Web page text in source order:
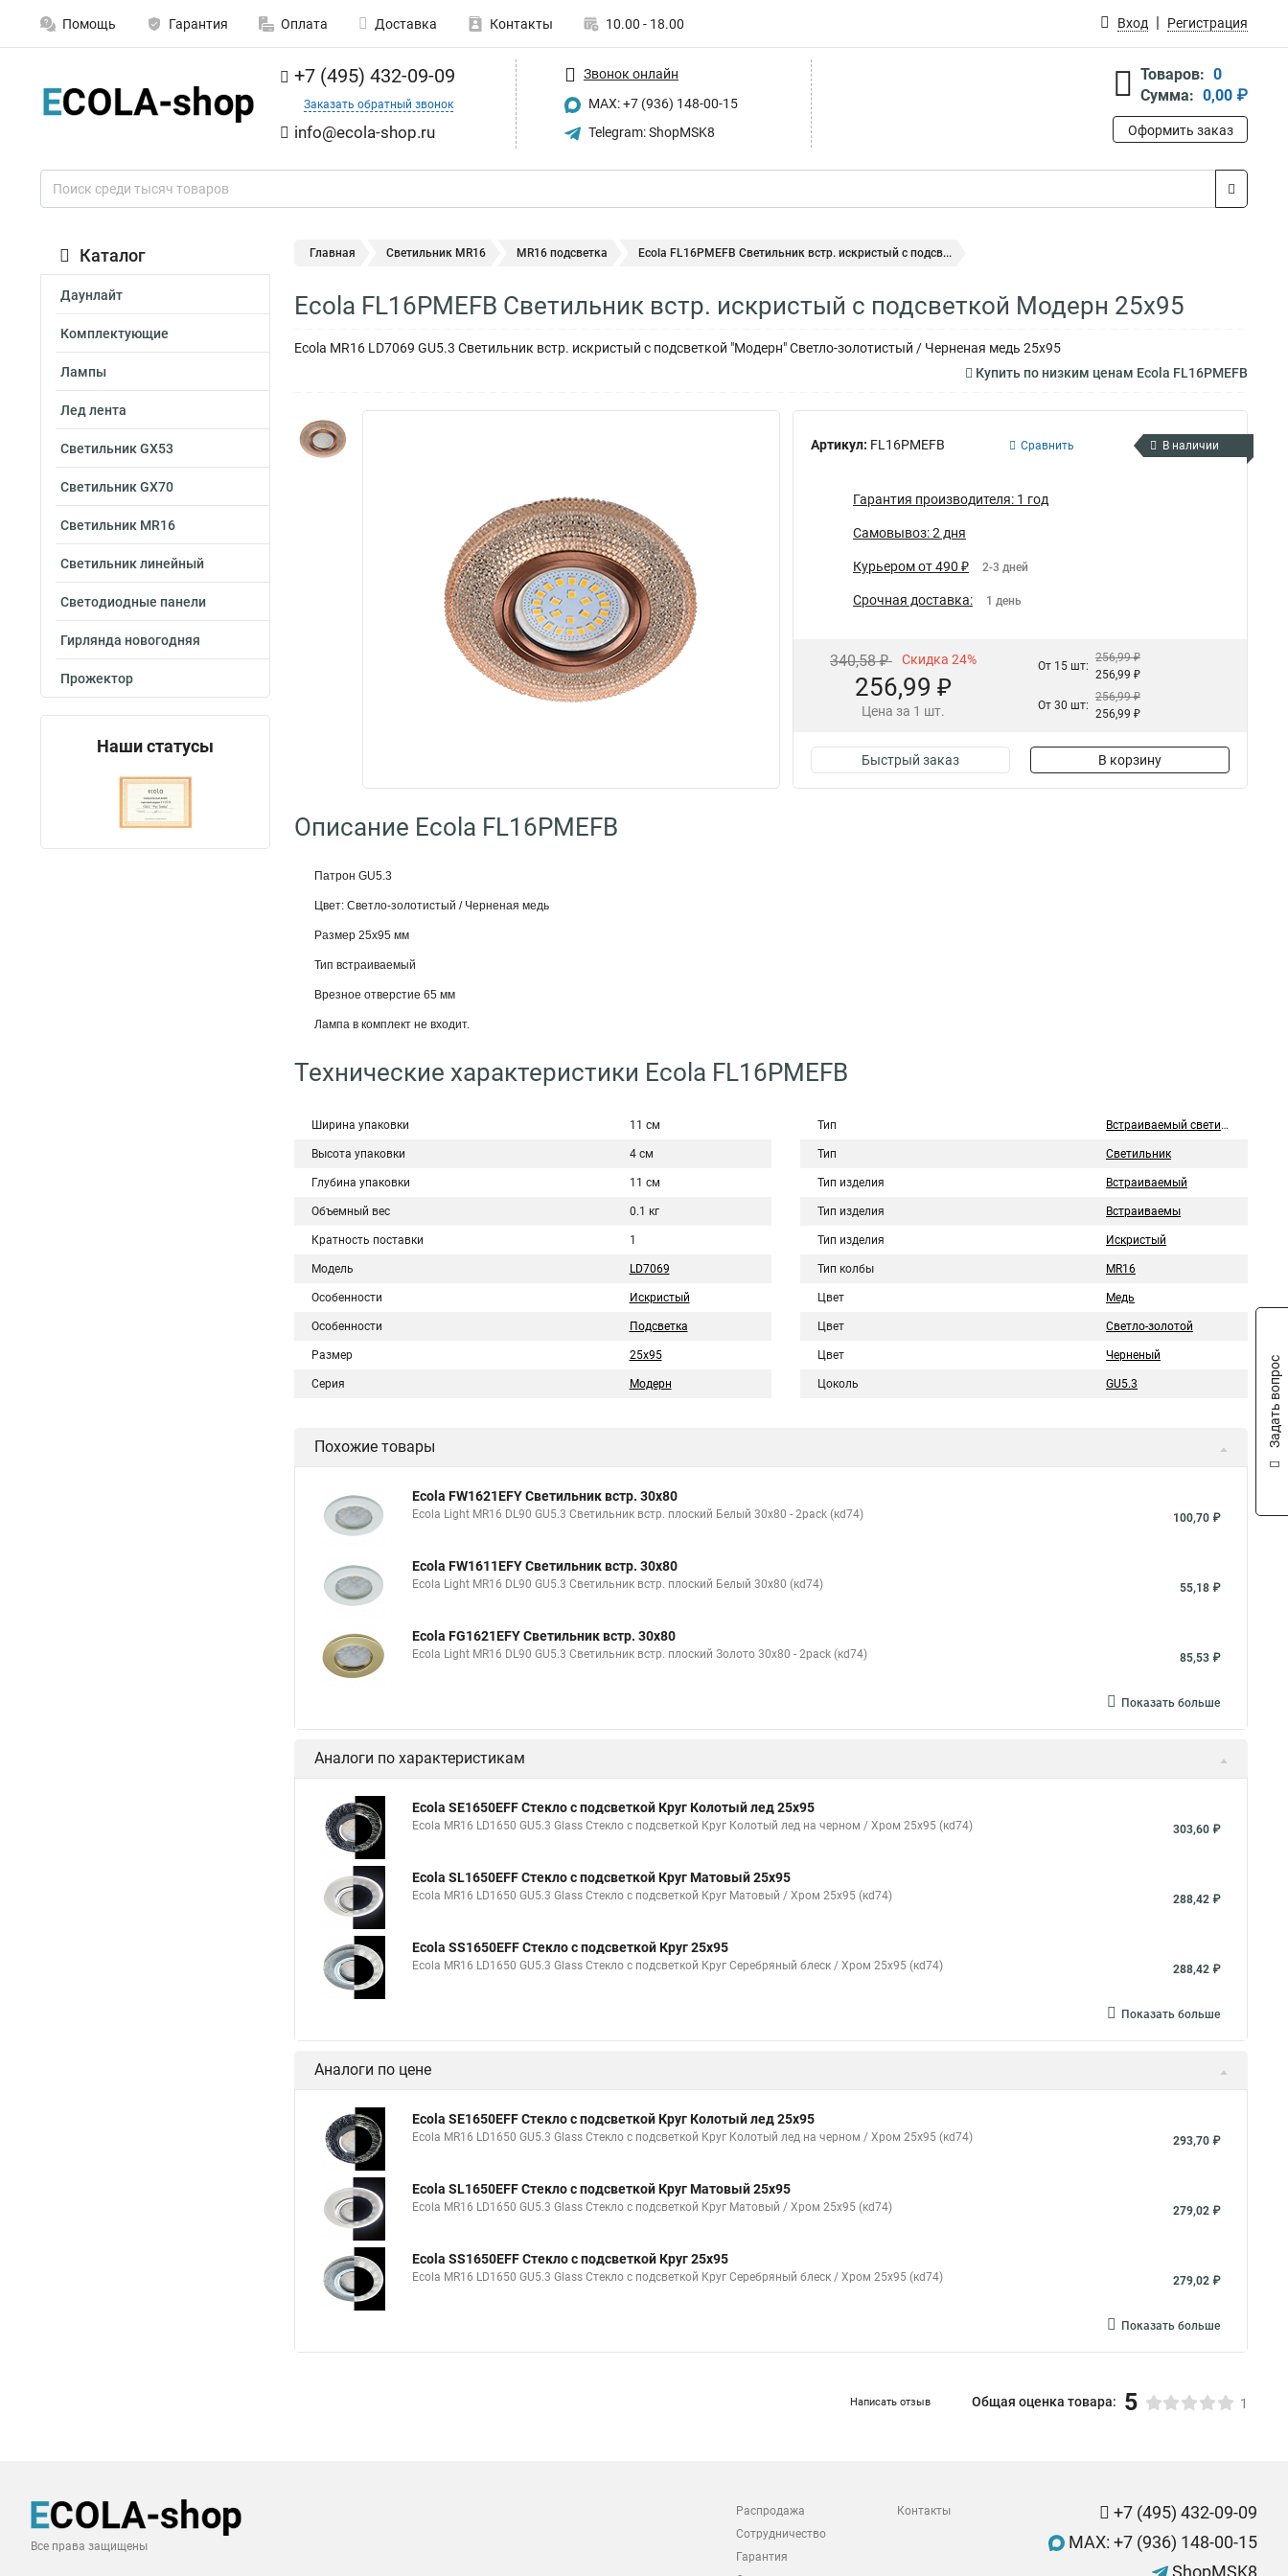
Помощь Гарантия Оплата Доставка Контакты 10.00 - 18.00 Вход Регистрация
+7 (495) 432-09-09
Заказать обратный звонок
info@ecola-shop.ru
Звонок онлайн
MAX: +7 (936) 148-00-15
Telegram: ShopMSK8
Товаров: 0
Сумма: 0,00 ₽
Оформить заказ
Каталог
Даунлайт
Комплектующие
Лампы
Лед лента
Светильник GX53
Светильник GX70
Светильник MR16
Светильник линейный
Светодиодные панели
Гирлянда новогодняя
Прожектор
Наши статусы
Главная Светильник MR16 MR16 подсветка Ecola FL16PMEFB Светильник встр. искристый с подсв...
Ecola FL16PMEFB Светильник встр. искристый с подсветкой Модерн 25x95
Ecola MR16 LD7069 GU5.3 Светильник встр. искристый с подсветкой "Модерн" Светло-золотистый / Черненая медь 25x95
Купить по низким ценам Ecola FL16PMEFB
Артикул: FL16PMEFB Сравнить В наличии
Гарантия производителя: 1 год
Самовывоз: 2 дня
Курьером от 490 ₽ 2-3 дней
Срочная доставка: 1 день
340,58 ₽ Скидка 24%
256,99 ₽
Цена за 1 шт.
От 15 шт:
256,99 ₽
256,99 ₽
От 30 шт:
256,99 ₽
256,99 ₽
Быстрый заказ В корзину
Описание Ecola FL16PMEFB
Патрон GU5.3
Цвет: Светло-золотистый / Черненая медь
Размер 25x95 мм
Тип встраиваемый
Врезное отверстие 65 мм
Лампа в комплект не входит.
Технические характеристики Ecola FL16PMEFB
Ширина упаковки 11 см
Высота упаковки 4 см
Глубина упаковки 11 см
Объемный вес 0.1 кг
Кратность поставки 1
Модель LD7069
Особенности Искристый
Особенности Подсветка
Размер 25x95
Серия Модерн
Тип Встраиваемый светильник
Тип Светильник
Тип изделия Встраиваемый
Тип изделия Встраиваемы
Тип изделия Искристый
Тип колбы MR16
Цвет Медь
Цвет Светло-золотой
Цвет Черненый
Цоколь GU5.3
Похожие товары
Ecola FW1621EFY Светильник встр. 30x80
Ecola Light MR16 DL90 GU5.3 Светильник встр. плоский Белый 30x80 - 2pack (кd74) 100,70 ₽
Ecola FW1611EFY Светильник встр. 30x80
Ecola Light MR16 DL90 GU5.3 Светильник встр. плоский Белый 30x80 (кd74) 55,18 ₽
Ecola FG1621EFY Светильник встр. 30x80
Ecola Light MR16 DL90 GU5.3 Светильник встр. плоский Золото 30x80 - 2pack (кd74) 85,53 ₽
Показать больше
Аналоги по характеристикам
Ecola SE1650EFF Стекло с подсветкой Круг Колотый лед 25x95
Ecola MR16 LD1650 GU5.3 Glass Стекло с подсветкой Круг Колотый лед на черном / Хром 25x95 (кd74) 303,60 ₽
Ecola SL1650EFF Стекло с подсветкой Круг Матовый 25x95
Ecola MR16 LD1650 GU5.3 Glass Стекло с подсветкой Круг Матовый / Хром 25x95 (кd74) 288,42 ₽
Ecola SS1650EFF Стекло с подсветкой Круг 25x95
Ecola MR16 LD1650 GU5.3 Glass Стекло с подсветкой Круг Серебряный блеск / Хром 25x95 (кd74) 288,42 ₽
Показать больше
Аналоги по цене
Ecola SE1650EFF Стекло с подсветкой Круг Колотый лед 25x95
Ecola MR16 LD1650 GU5.3 Glass Стекло с подсветкой Круг Колотый лед на черном / Хром 25x95 (кd74) 293,70 ₽
Ecola SL1650EFF Стекло с подсветкой Круг Матовый 25x95
Ecola MR16 LD1650 GU5.3 Glass Стекло с подсветкой Круг Матовый / Хром 25x95 (кd74) 279,02 ₽
Ecola SS1650EFF Стекло с подсветкой Круг 25x95
Ecola MR16 LD1650 GU5.3 Glass Стекло с подсветкой Круг Серебряный блеск / Хром 25x95 (кd74) 279,02 ₽
Показать больше
Написать отзыв Общая оценка товара: 5 1
Все права защищены
Распродажа
Сотрудничество
Гарантия
Контакты
+7 (495) 432-09-09
MAX: +7 (936) 148-00-15
ShopMSK8
Задать вопрос